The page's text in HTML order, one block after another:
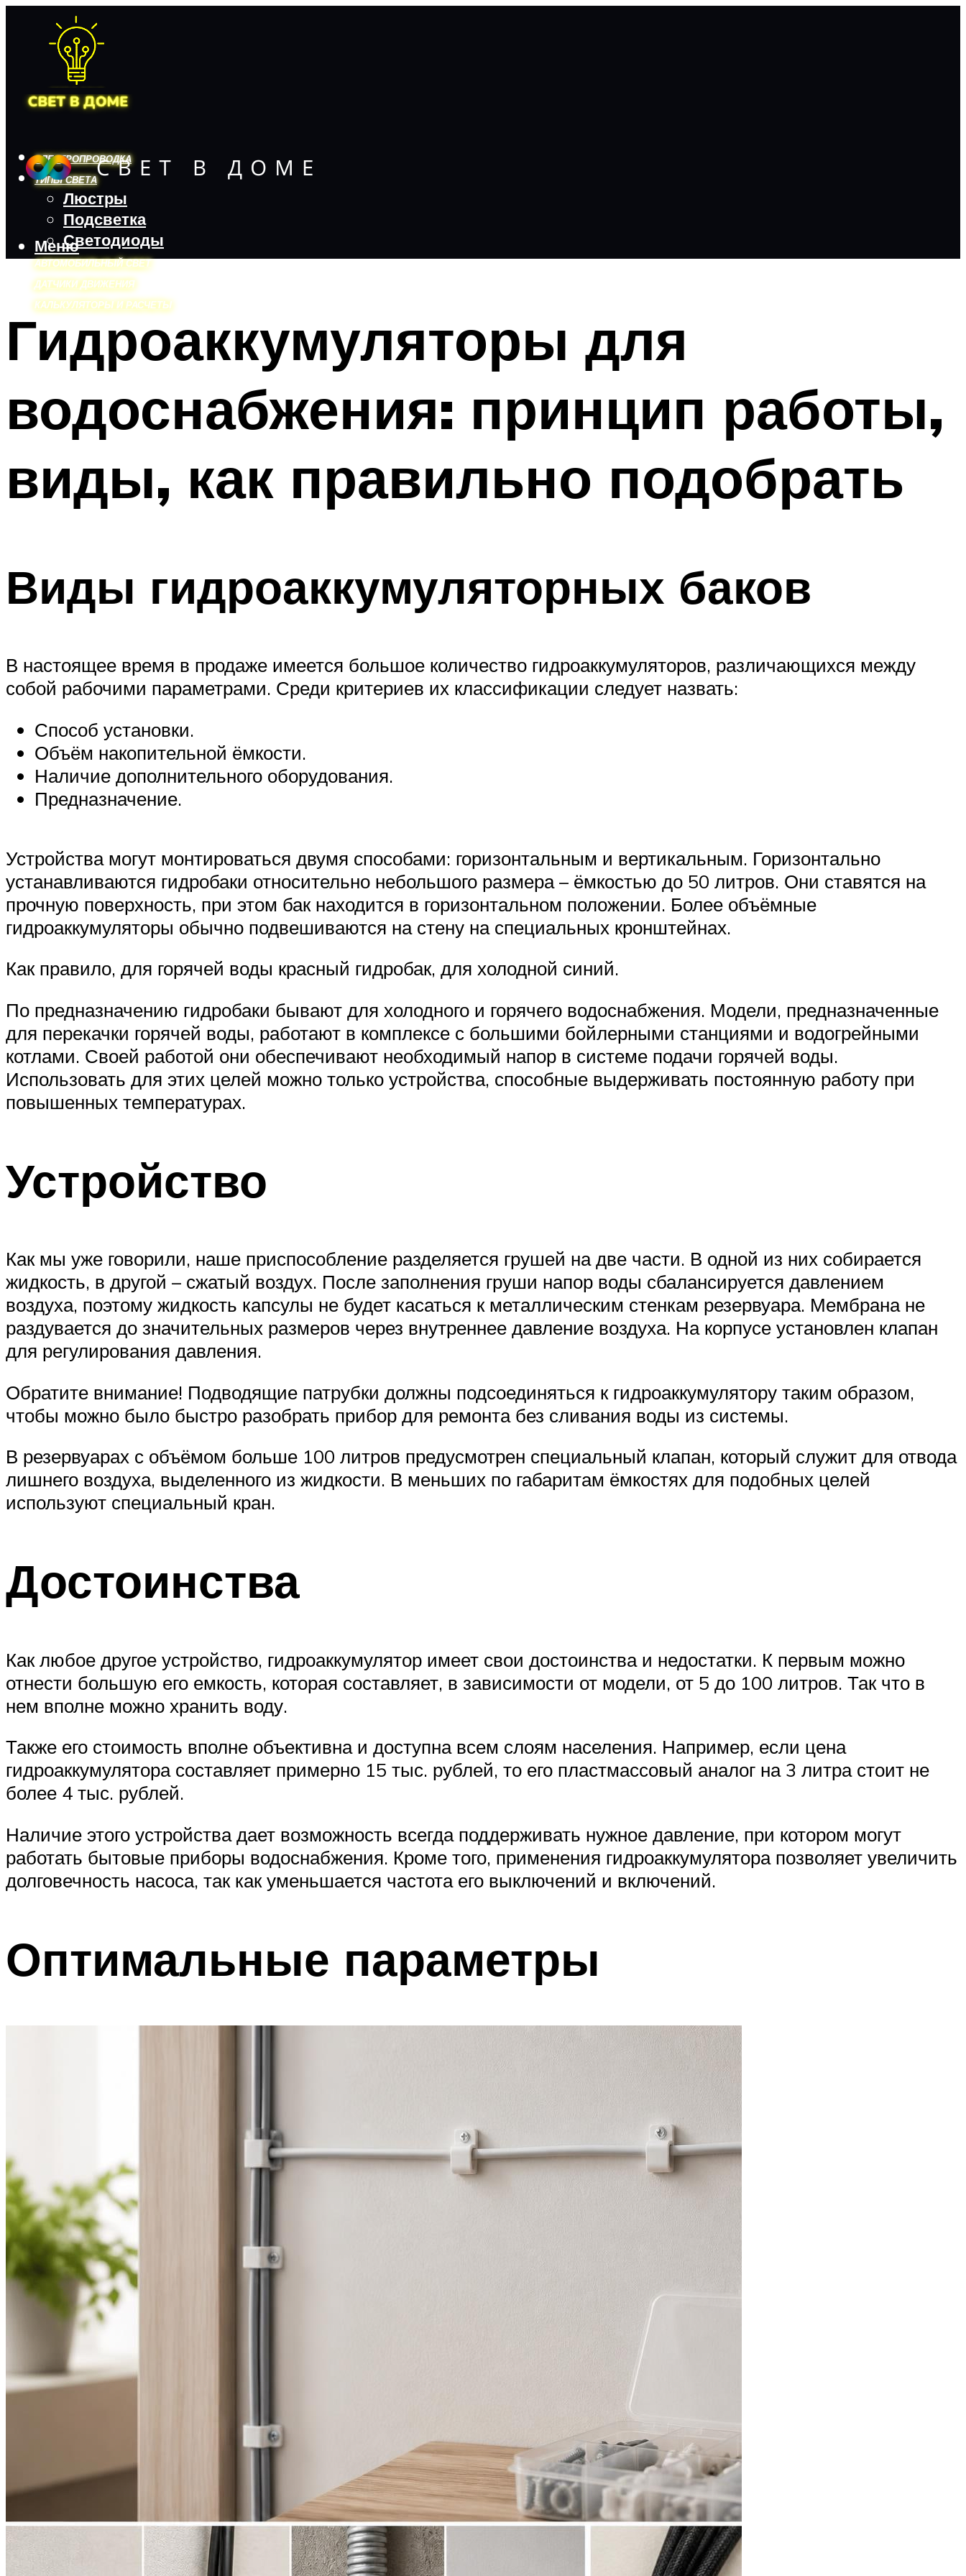
ЭЛЕКТРОПРОВОДКА
ТИПЫ СВЕТА
Люстры
Подсветка
Светодиоды
АВТОМОБИЛЬНЫЙ СВЕТ
ДАТЧИКИ ДВИЖЕНИЯ
КАЛЬКУЛЯТОРЫ И РАСЧЕТЫ
Меню
Меню
Гидроаккумуляторы для
водоснабжения: принцип работы,
виды, как правильно подобрать
Виды гидроаккумуляторных баков
В настоящее время в продаже имеется большое количество гидроаккумуляторов, различающихся между
собой рабочими параметрами. Среди критериев их классификации следует назвать:
Способ установки.
Объём накопительной ёмкости.
Наличие дополнительного оборудования.
Предназначение.
Устройства могут монтироваться двумя способами: горизонтальным и вертикальным. Горизонтально
устанавливаются гидробаки относительно небольшого размера – ёмкостью до 50 литров. Они ставятся на
прочную поверхность, при этом бак находится в горизонтальном положении. Более объёмные
гидроаккумуляторы обычно подвешиваются на стену на специальных кронштейнах.
Как правило, для горячей воды красный гидробак, для холодной синий.
По предназначению гидробаки бывают для холодного и горячего водоснабжения. Модели, предназначенные
для перекачки горячей воды, работают в комплексе с большими бойлерными станциями и водогрейными
котлами. Своей работой они обеспечивают необходимый напор в системе подачи горячей воды.
Использовать для этих целей можно только устройства, способные выдерживать постоянную работу при
повышенных температурах.
Устройство
Как мы уже говорили, наше приспособление разделяется грушей на две части. В одной из них собирается
жидкость, в другой – сжатый воздух. После заполнения груши напор воды сбалансируется давлением
воздуха, поэтому жидкость капсулы не будет касаться к металлическим стенкам резервуара. Мембрана не
раздувается до значительных размеров через внутреннее давление воздуха. На корпусе установлен клапан
для регулирования давления.
Обратите внимание! Подводящие патрубки должны подсоединяться к гидроаккумулятору таким образом,
чтобы можно было быстро разобрать прибор для ремонта без сливания воды из системы.
В резервуарах с объёмом больше 100 литров предусмотрен специальный клапан, который служит для отвода
лишнего воздуха, выделенного из жидкости. В меньших по габаритам ёмкостях для подобных целей
используют специальный кран.
Достоинства
Как любое другое устройство, гидроаккумулятор имеет свои достоинства и недостатки. К первым можно
отнести большую его емкость, которая составляет, в зависимости от модели, от 5 до 100 литров. Так что в
нем вполне можно хранить воду.
Также его стоимость вполне объективна и доступна всем слоям населения. Например, если цена
гидроаккумулятора составляет примерно 15 тыс. рублей, то его пластмассовый аналог на 3 литра стоит не
более 4 тыс. рублей.
Наличие этого устройства дает возможность всегда поддерживать нужное давление, при котором могут
работать бытовые приборы водоснабжения. Кроме того, применения гидроаккумулятора позволяет увеличить
долговечность насоса, так как уменьшается частота его выключений и включений.
Оптимальные параметры